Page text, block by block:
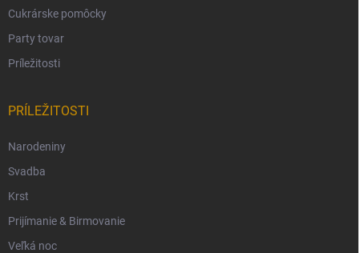
Cukrárske pomôcky
Party tovar
Príležitosti
PRÍLEŽITOSTI
Narodeniny
Svadba
Krst
Prijímanie & Birmovanie
Veľká noc